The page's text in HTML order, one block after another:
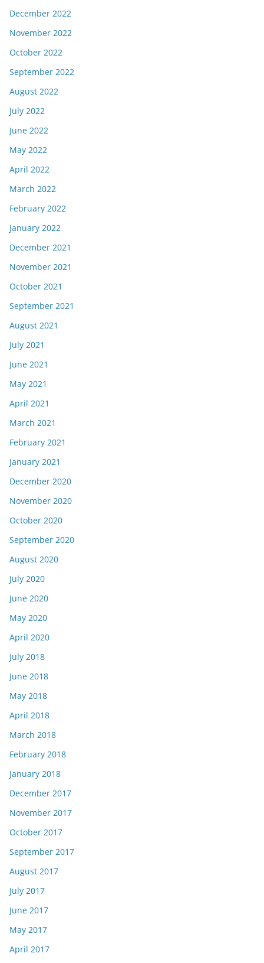
December 2022
November 2022
October 2022
September 2022
August 2022
July 2022
June 2022
May 2022
April 2022
March 2022
February 2022
January 2022
December 2021
November 2021
October 2021
September 2021
August 2021
July 2021
June 2021
May 2021
April 2021
March 2021
February 2021
January 2021
December 2020
November 2020
October 2020
September 2020
August 2020
July 2020
June 2020
May 2020
April 2020
July 2018
June 2018
May 2018
April 2018
March 2018
February 2018
January 2018
December 2017
November 2017
October 2017
September 2017
August 2017
July 2017
June 2017
May 2017
April 2017